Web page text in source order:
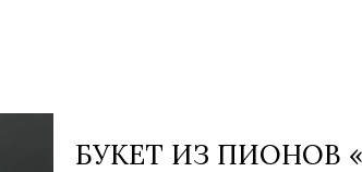
БУКЕТ ИЗ ПИОНОВ